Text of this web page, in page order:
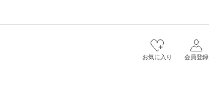
会員登録
お気に入り